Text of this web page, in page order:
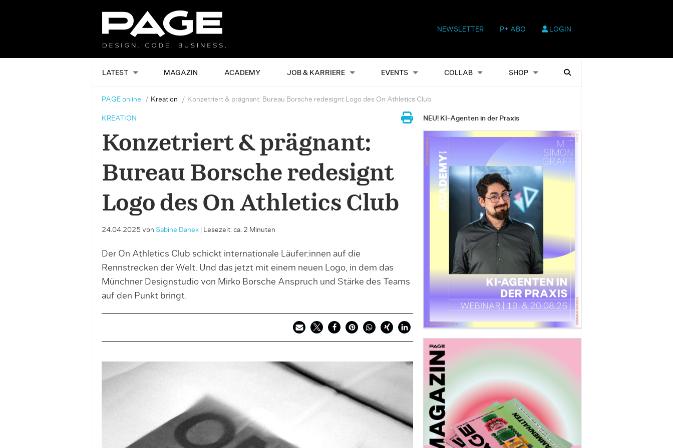
NEWSLETTER P+ ABO LOGIN
LATEST MAGAZIN ACADEMY JOB & KARRIERE EVENTS COLLAB SHOP
Alles Events Shop Heftausgaben Suchen
PAGE online Kreation Konzetriert & prägnant: Bureau Borsche redesignt Logo des On Athletics Club
KREATION
Konzetriert & prägnant:
Bureau Borsche redesignt
Logo des On Athletics Club
24.04.2025 von Sabine Danek| Lesezeit: ca. 2 Minuten
Der On Athletics Club schickt internationale Läufer:innen auf die
Rennstrecken der Welt. Und das jetzt mit einem neuen Logo, in dem das
Münchner Designstudio von Mirko Borsche Anspruch und Stärke des Teams
auf den Punkt bringt.
NEU! KI-Agenten in der Praxis